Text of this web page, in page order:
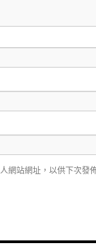
網站網址，以供下次發